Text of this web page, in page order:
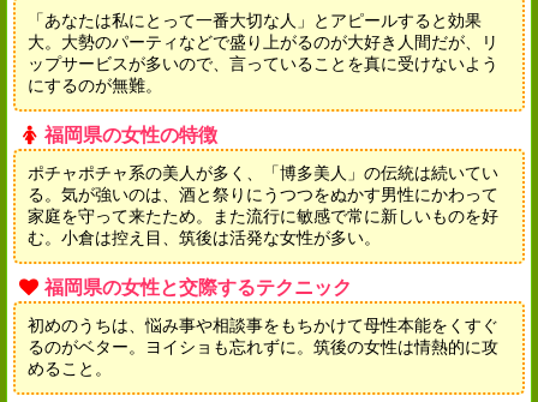
「あなたは私にとって一番大切な人」とアピールすると効果
大。大勢のパーティなどで盛り上がるのが大好き人間だが、リ
ップサービスが多いので、言っていることを真に受けないよう
にするのが無難。
福岡県の女性の特徴
ポチャポチャ系の美人が多く、「博多美人」の伝統は続いてい
る。気が強いのは、酒と祭りにうつつをぬかす男性にかわって
家庭を守って来たため。また流行に敏感で常に新しいものを好
む。小倉は控え目、筑後は活発な女性が多い。
福岡県の女性と交際するテクニック
初めのうちは、悩み事や相談事をもちかけて母性本能をくすぐ
るのがベター。ヨイショも忘れずに。筑後の女性は情熱的に攻
めること。